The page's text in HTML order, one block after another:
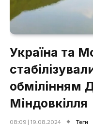
Україна та
обмілінням
Міндовкілля
08:09 | 19.08.2024 Теги